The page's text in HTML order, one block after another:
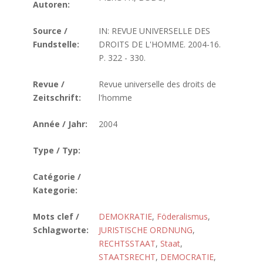
Autoren:
Source /
Fundstelle:
IN: REVUE UNIVERSELLE DES
DROITS DE L'HOMME. 2004-16.
P. 322 - 330.
Revue /
Zeitschrift:
Revue universelle des droits de
l'homme
Année / Jahr: 2004
Type / Typ:
Catégorie /
Kategorie:
Mots clef /
Schlagworte:
DEMOKRATIE, Föderalismus,
JURISTISCHE ORDNUNG,
RECHTSSTAAT, Staat,
STAATSRECHT, DEMOCRATIE,